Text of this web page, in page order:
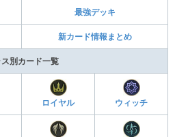
最強デッキ
新カード情報まとめ
ス別カード一覧
ロイヤル ウィッチ